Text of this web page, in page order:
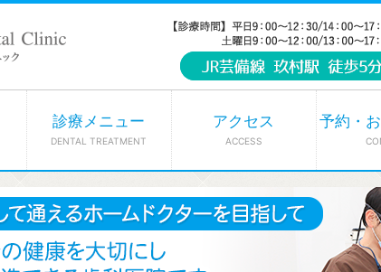
診療メニュー
DENTAL TREATMENT
アクセス
ACCESS
予約・